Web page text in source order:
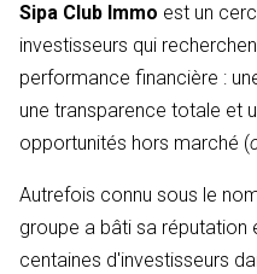
Sipa Club Immo est un
investisseurs qui
performance financière :
une transparence totale et
opportunités hors marché (
Autrefois connu sous le
groupe a bâti sa réputation
centaines d'investisseurs